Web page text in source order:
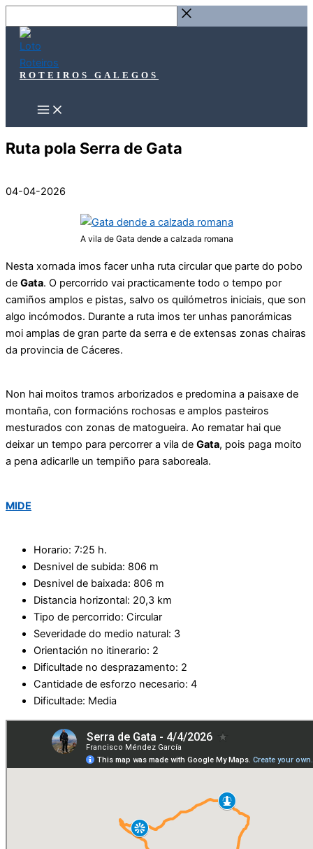
ao
contido
…
ROTEIROS GALEGOS
Ruta pola Serra de Gata
04-04-2026
A vila de Gata dende a calzada romana
Nesta xornada imos facer unha ruta circular que parte do pobo
de Gata. O percorrido vai practicamente todo o tempo por
camiños amplos e pistas, salvo os quilómetros iniciais, que son
algo incómodos. Durante a ruta imos ter unhas panorámicas
moi amplas de gran parte da serra e de extensas zonas chairas
da provincia de Cáceres.
Non hai moitos tramos arborizados e predomina a paisaxe de
montaña, con formacións rochosas e amplos pasteiros
mesturados con zonas de matogueira. Ao rematar hai que
deixar un tempo para percorrer a vila de Gata, pois paga moito
a pena adicarlle un tempiño para saboreala.
MIDE
Horario: 7:25 h.
Desnivel de subida: 806 m
Desnivel de baixada: 806 m
Distancia horizontal: 20,3 km
Tipo de percorrido: Circular
Severidade do medio natural: 3
Orientación no itinerario: 2
Dificultade no desprazamento: 2
Cantidade de esforzo necesario: 4
Dificultade: Media